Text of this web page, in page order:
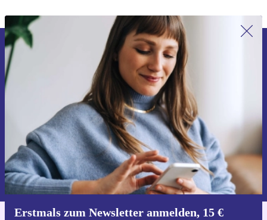
Erstmals zum Newsletter anmelden, 15 €
Erstmals zum Newsletter anmelden,
15 € sparen!
Verpasse kein Angebot mehr.
Gutschein anfordern
Informationen über die Verwendung personenbezogener Daten findest
du in unsererDatenschutzerklärung.